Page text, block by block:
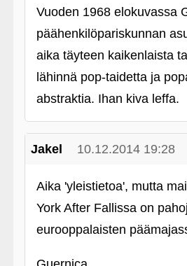
Vuoden 1968 elokuvassa
päähenkilöpariskunnan
aika täyteen kaikenlaista
lähinnä pop-taidetta ja
abstraktia. Ihan kiva leffa.
Jakel 10.12.2014 19:28
Aika 'yleistietoa', mutta
York After Fallissa on
eurooppalaisten